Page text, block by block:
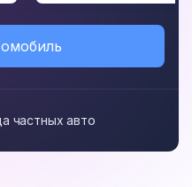
частных авто